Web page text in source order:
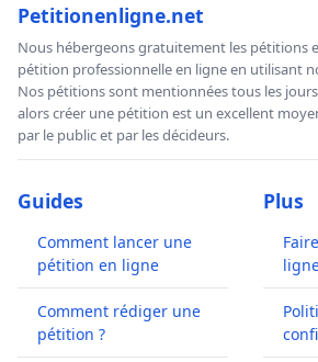
Petitionenligne.net
Nous hébergeons gratuitement les pétitions
pétition professionnelle en ligne en utilisant
Nos pétitions sont mentionnées tous les
alors créer une pétition est un excellent
par le public et par les décideurs.
Guides
Comment lancer une
pétition en ligne
Comment rédiger une
pétition ?
Plus